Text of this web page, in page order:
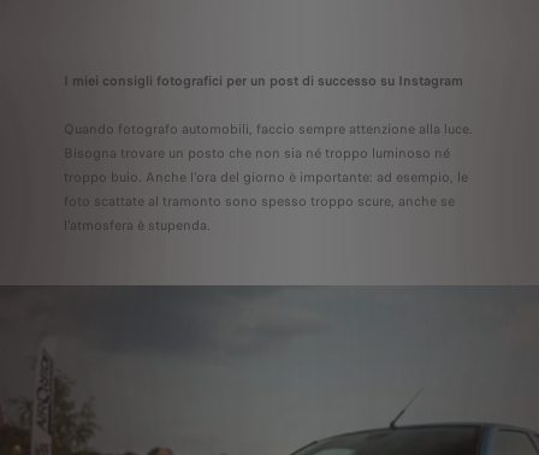
I miei consigli fotografici per un post di successo su Instagram
Quando fotografo automobili, faccio sempre attenzione alla luce.
Bisogna trovare un posto che non sia né troppo luminoso né
troppo buio. Anche l'ora del giorno è importante: ad esempio, le
foto scattate al tramonto sono spesso troppo scure, anche se
l'atmosfera è stupenda.